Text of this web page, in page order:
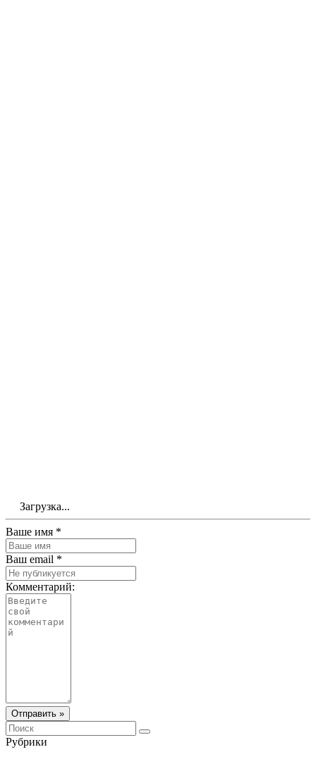
Загрузка...
Ваше имя *
Ваш email *
Комментарий:
Отправить »
Рубрики